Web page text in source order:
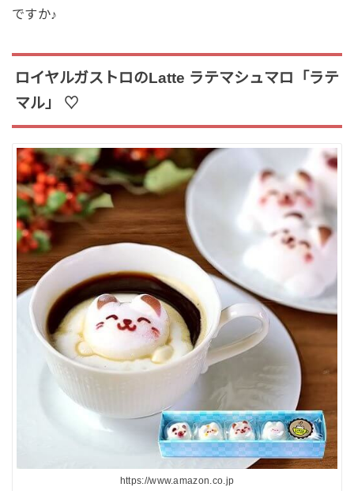
ですか♪
ロイヤルガストロのLatte ラテマシュマロ「ラテ
マル」 ♡
https://www.amazon.co.jp